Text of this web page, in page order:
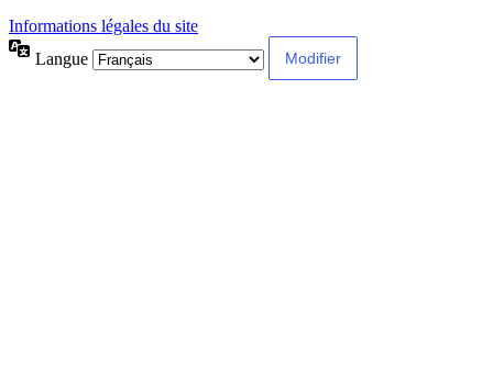
Informations légales du site
Langue